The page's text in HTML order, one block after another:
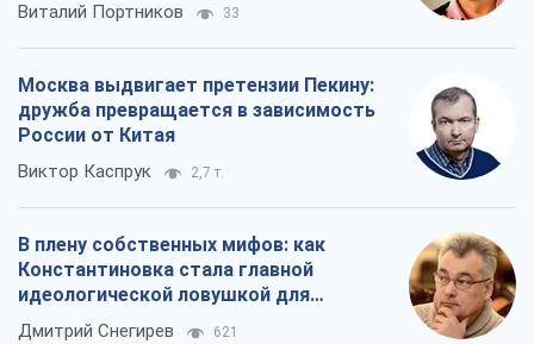
Виталий Портников 33
Москва выдвигает претензии Пекину:
дружба превращается в зависимость
России от Китая
Виктор Каспрук 2,7 т.
В плену собственных мифов: как
Константиновка стала главной
идеологической ловушкой для
российских оккупантов
Дмитрий Снегирев 621